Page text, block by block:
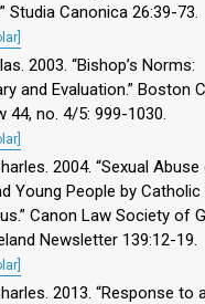
Studia Canonica 26:39-73.
2003. “Bishop’s Norms:
and Evaluation.” Boston
44, no. 4/5: 999-1030.
2004. “Sexual
Young People by
Canon Law Society of
Newsletter 139:12-19.
2013. “Response to